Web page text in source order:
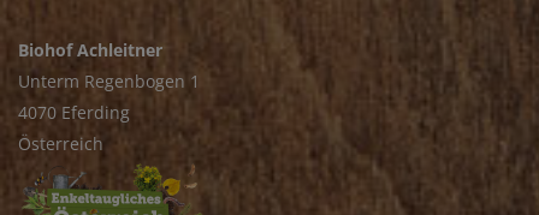
Biohof Achleitner
Unterm Regenbogen 1
4070 Eferding
Österreich